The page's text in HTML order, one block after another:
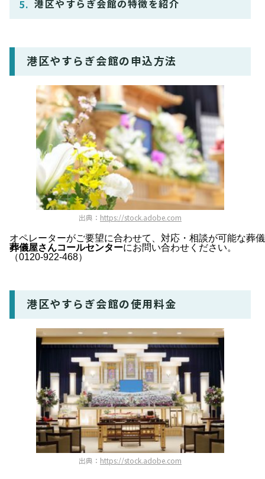
港区やすらぎ会館の特徴を紹介
港区やすらぎ会館の申込方法
出典： https://stock.adobe.com
オペレーターがご要望に合わせて、対応・相談が可能な葬
葬儀屋さんコールセンターにお問い合わせください。
（0120‐922-468）
港区やすらぎ会館の使用料金
出典： https://stock.adobe.com